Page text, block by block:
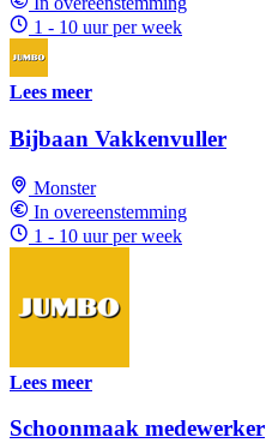
1 - 10 uur per week
Lees meer
Bijbaan Vakkenvuller
Monster
In overeenstemming
1 - 10 uur per week
Lees meer
Schoonmaak medewerker